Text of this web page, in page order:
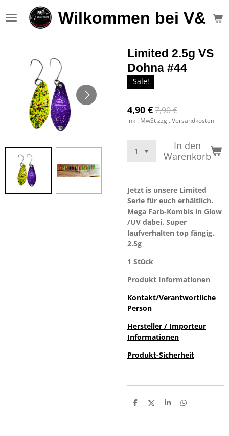
Hauptinhalt
Wilkommen bei V&S
Limited 2.5g VS
Dohna #44
Sale!
4,90 €7,90 €
inkl. MwSt zzgl. Versandkosten
In den
Warenkorb
Jetzt is unsere Limited
Serie für euch erhältlich.
Mega Farb-Kombis in Glow
/UV dabei. Super
laufverhalten top fängig.
2.5g
1 Stück
Produkt Informationen
Kontakt/Verantwortliche
Person
Hersteller / Importeur
Informationen
Produkt-Sicherheit
T
T
T
T